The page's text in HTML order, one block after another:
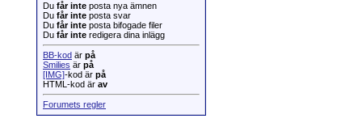
Du får inte posta nya ämnen
Du får inte posta svar
Du får inte posta bifogade filer
Du får inte redigera dina inlägg
BB-kod är på
Smilies är på
[IMG]-kod är på
HTML-kod är av
Forumets regler